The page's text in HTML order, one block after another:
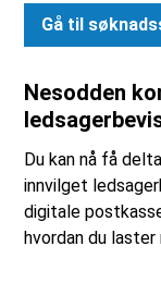
Gå til
Nesodden
Du kan nå få
innvilget
digitale
hvordan du laster